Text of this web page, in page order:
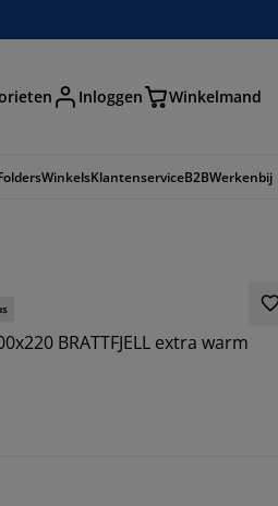
Inloggen Winkelmand
WinkelsKlantenserviceB2BWerkenbij
BRATTFJELL extra warm